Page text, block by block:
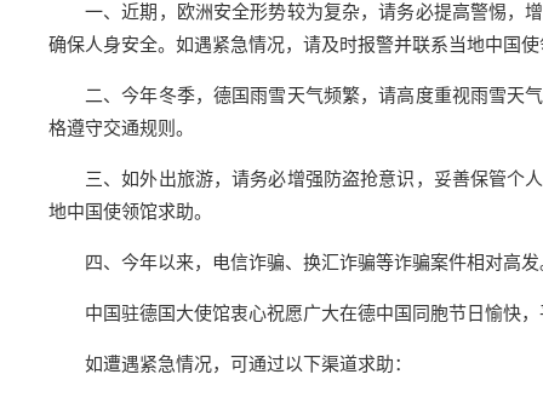
一、近期，欧洲安全形势较为复杂，请务必提高警惕，
确保人身安全。如遇紧急情况，请及时报警并联系当地中国
二、今年冬季，德国雨雪天气频繁，请高度重视雨雪天
格遵守交通规则。
三、如外出旅游，请务必增强防盗抢意识，妥善保管个
地中国使领馆求助。
四、今年以来，电信诈骗、换汇诈骗等诈骗案件相对高
中国驻德国大使馆衷心祝愿广大在德中国同胞节日愉快
如遭遇紧急情况，可通过以下渠道求助：